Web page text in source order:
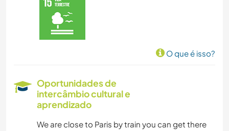
O que é isso?
Oportunidades de
intercâmbio cultural e
aprendizado
We are close to Paris by train you can get there